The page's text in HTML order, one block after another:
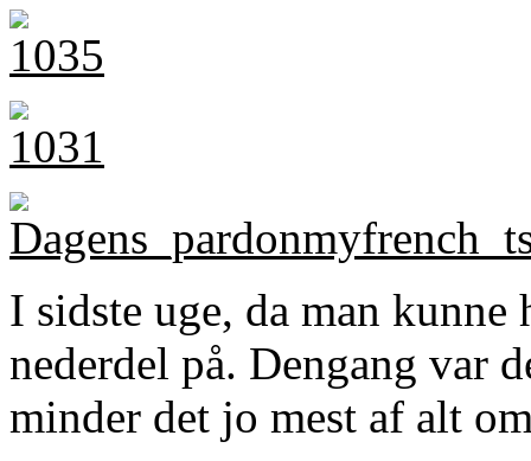
I sidste uge, da man kunne
nederdel på. Dengang var
minder det jo mest af alt